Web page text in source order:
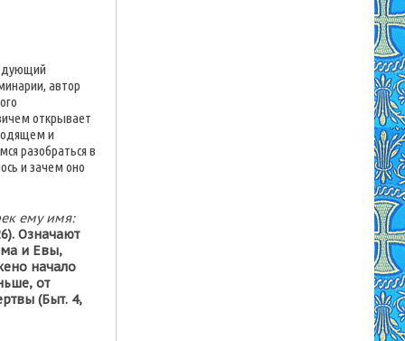
автор
открывает
и
разобраться в
и зачем оно
ему имя:
Означают
и Евы,
начало
от
(Быт. 4,